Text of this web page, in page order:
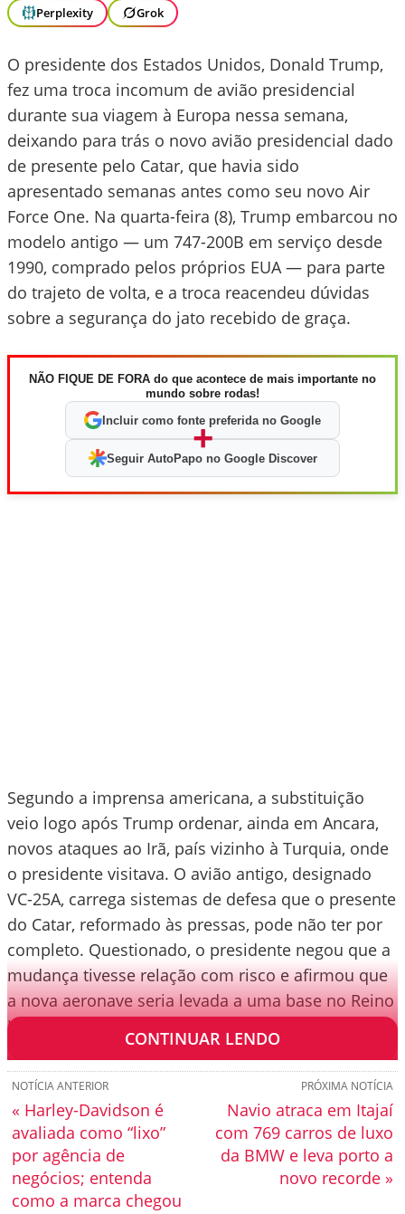
Perplexity
Grok
O presidente dos Estados Unidos, Donald Trump,
fez uma troca incomum de avião presidencial
durante sua viagem à Europa nessa semana,
deixando para trás o novo avião presidencial dado
de presente pelo Catar, que havia sido
apresentado semanas antes como seu novo Air
Force One. Na quarta-feira (8), Trump embarcou no
modelo antigo — um 747-200B em serviço desde
1990, comprado pelos próprios EUA — para parte
do trajeto de volta, e a troca reacendeu dúvidas
sobre a segurança do jato recebido de graça.
NÃO FIQUE DE FORA do que acontece de mais importante no
mundo sobre rodas!
Incluir como fonte preferida no Google
+
Seguir AutoPapo no Google Discover
Segundo a imprensa americana, a substituição
veio logo após Trump ordenar, ainda em Ancara,
novos ataques ao Irã, país vizinho à Turquia, onde
o presidente visitava. O avião antigo, designado
VC-25A, carrega sistemas de defesa que o presente
do Catar, reformado às pressas, pode não ter por
completo. Questionado, o presidente negou que a
mudança tivesse relação com risco e afirmou que
a nova aeronave seria levada a uma base no Reino
Unido para ser exibida a militares.
CONTINUAR LENDO
PRÓXIMA NOTÍCIA
Navio atraca em Itajaí
com 769 carros de luxo
da BMW e leva porto a
novo recorde »
NOTÍCIA ANTERIOR
« Harley-Davidson é
avaliada como “lixo”
por agência de
negócios; entenda
como a marca chegou